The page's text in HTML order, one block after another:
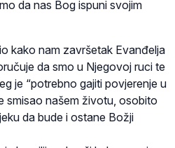
da nas Bog ispuni svojim
kako nam završetak Evanđelja
da smo u Njegovoj ruci te
je “potrebno gajiti povjerenje u
smisao našem životu, osobito
da bude i ostane Božji